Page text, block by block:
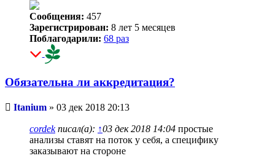
Сообщения: 457
Зарегистрирован: 8 лет 5 месяцев
Поблагодарили: 68 раз
Обязательна ли аккредитация?
Непрочитанное
Itanium » 03 дек 2018 20:13
cordekписал(а): ↑03 дек 2018 14:04 простые
анализы ставят на поток у себя, а специфику
заказывают на стороне